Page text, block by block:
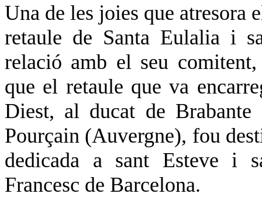
Una de les joies que atresora
retaule de Santa Eulalia i
relació amb el seu
que el retaule que va
Diest, al ducat de
Pourçain (Auvergne), fou
dedicada a sant Esteve i
Francesc de Barcelona.